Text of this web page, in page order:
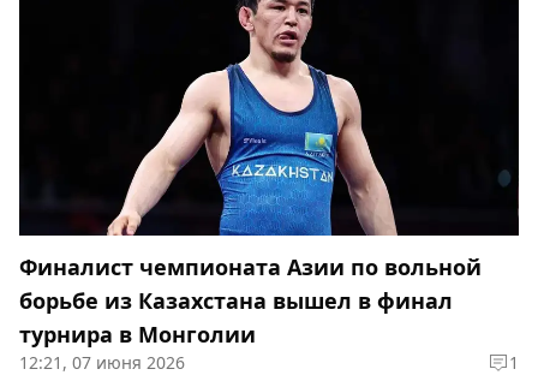
Финалист чемпионата Азии по вольной
борьбе из Казахстана вышел в финал
турнира в Монголии
12:21, 07 июня 2026 1